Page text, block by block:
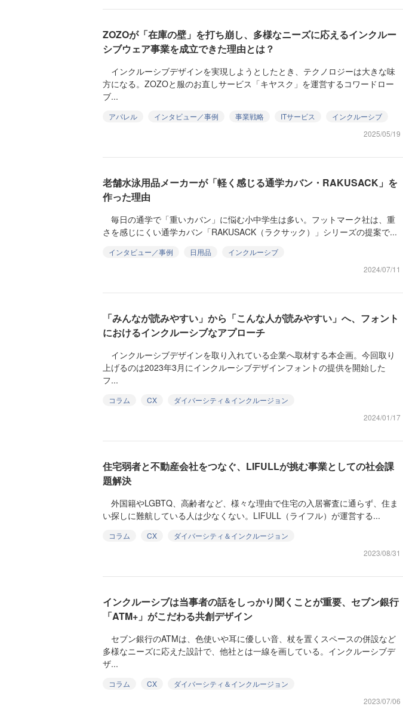
ZOZOが「在庫の壁」を打ち崩し、多様なニーズに応えるインクルー
シブウェア事業を成立できた理由とは？
インクルーシブデザインを実現しようとしたとき、テクノロジーは大きな味
方になる。ZOZOと服のお直しサービス「キヤスク」を運営するコワードロー
ブ...
アパレル インタビュー／事例 事業戦略 ITサービス
インクルーシブ
2025/05/19
老舗水泳用品メーカーが「軽く感じる通学カバン・RAKUSACK」を
作った理由
毎日の通学で「重いカバン」に悩む小中学生は多い。フットマーク社は、重
さを感じにくい通学カバン「RAKUSACK（ラクサック）」シリーズの提案で...
インタビュー／事例 日用品
インクルーシブ
2024/07/11
「みんなが読みやすい」から「こんな人が読みやすい」へ、フォント
におけるインクルーシブなアプローチ
インクルーシブデザインを取り入れている企業へ取材する本企画。今回取り
上げるのは2023年3月にインクルーシブデザインフォントの提供を開始した
フ...
コラム CX
ダイバーシティ＆インクルージョン
2024/01/17
住宅弱者と不動産会社をつなぐ、LIFULLが挑む事業としての社会課
題解決
外国籍やLGBTQ、高齢者など、様々な理由で住宅の入居審査に通らず、住ま
い探しに難航している人は少なくない。LIFULL（ライフル）が運営する...
コラム CX
ダイバーシティ＆インクルージョン
2023/08/31
インクルーシブは当事者の話をしっかり聞くことが重要、セブン銀行
「ATM+」がこだわる共創デザイン
セブン銀行のATMは、色使いや耳に優しい音、杖を置くスペースの併設など
多様なニーズに応えた設計で、他社とは一線を画している。インクルーシブデ
ザ...
コラム CX
ダイバーシティ＆インクルージョン
2023/07/06